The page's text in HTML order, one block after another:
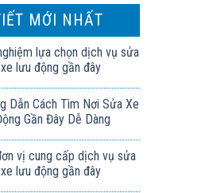
MỚI NHẤT
lựa chọn dịch vụ sửa
lưu động gần đây
Dẫn Cách Tìm Nơi Sửa Xe
Gần Đây Dễ Dàng
vị cung cấp dịch vụ sửa
lưu động gần đây